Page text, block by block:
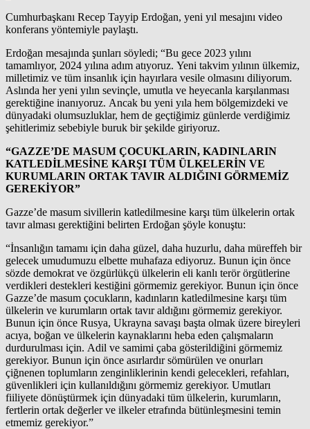
Cumhurbaşkanı Recep Tayyip Erdoğan, yeni yıl mesajını video
konferans yöntemiyle paylaştı.
Erdoğan mesajında şunları söyledi; “Bu gece 2023 yılını
tamamlıyor, 2024 yılına adım atıyoruz. Yeni takvim yılının ülkemiz,
milletimiz ve tüm insanlık için hayırlara vesile olmasını diliyorum.
Aslında her yeni yılın sevinçle, umutla ve heyecanla karşılanması
gerektiğine inanıyoruz. Ancak bu yeni yıla hem bölgemizdeki ve
dünyadaki olumsuzluklar, hem de geçtiğimiz günlerde verdiğimiz
şehitlerimiz sebebiyle buruk bir şekilde giriyoruz.
“GAZZE’DE MASUM ÇOCUKLARIN, KADINLARIN
KATLEDİLMESİNE KARŞI TÜM ÜLKELERİN VE
KURUMLARIN ORTAK TAVIR ALDIĞINI GÖRMEMİZ
GEREKİYOR”
Gazze’de masum sivillerin katledilmesine karşı tüm ülkelerin ortak
tavır alması gerektiğini belirten Erdoğan şöyle konuştu:
“İnsanlığın tamamı için daha güzel, daha huzurlu, daha müreffeh bir
gelecek umudumuzu elbette muhafaza ediyoruz. Bunun için önce
sözde demokrat ve özgürlükçü ülkelerin eli kanlı terör örgütlerine
verdikleri destekleri kestiğini görmemiz gerekiyor. Bunun için önce
Gazze’de masum çocukların, kadınların katledilmesine karşı tüm
ülkelerin ve kurumların ortak tavır aldığını görmemiz gerekiyor.
Bunun için önce Rusya, Ukrayna savaşı başta olmak üzere bireyleri
acıya, boğan ve ülkelerin kaynaklarını heba eden çalışmaların
durdurulması için. Adil ve samimi çaba gösterildiğini görmemiz
gerekiyor. Bunun için önce asırlardır sömürülen ve onurları
çiğnenen toplumların zenginliklerinin kendi gelecekleri, refahları,
güvenlikleri için kullanıldığını görmemiz gerekiyor. Umutları
fiiliyete dönüştürmek için dünyadaki tüm ülkelerin, kurumların,
fertlerin ortak değerler ve ilkeler etrafında bütünleşmesini temin
etmemiz gerekiyor.”